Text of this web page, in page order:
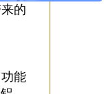
的
能